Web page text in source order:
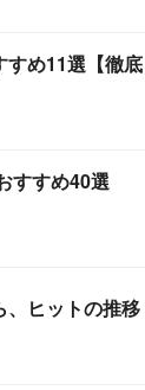
すめ11選【徹底
すすめ40選
、ヒットの推移